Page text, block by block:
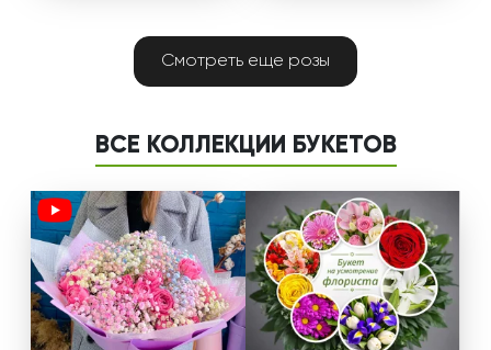
Смотреть еще розы
ВСЕ КОЛЛЕКЦИИ БУКЕТОВ